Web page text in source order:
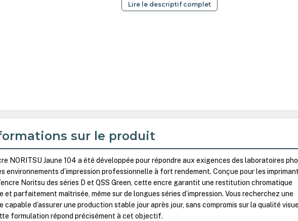
Lire le descriptif complet
sur le produit
NORITSU Jaune 104 a été développée pour répondre aux exigences des laboratoires
environnements d’impression professionnelle à fort rendement. Conçue pour les
Noritsu des séries D et QSS Green, cette encre garantit une restitution chromatique
et parfaitement maîtrisée, même sur de longues séries d’impression. Vous recherchez une
capable d’assurer une production stable jour après jour, sans compromis sur la qualité
formulation répond précisément à cet objectif.